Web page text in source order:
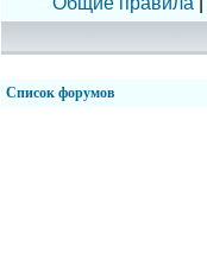
Список форумов